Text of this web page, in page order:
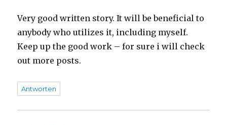
Very good written story. It will be beneficial to
anybody who utilizes it, including myself.
Keep up the good work – for sure i will check
out more posts.
Antworten